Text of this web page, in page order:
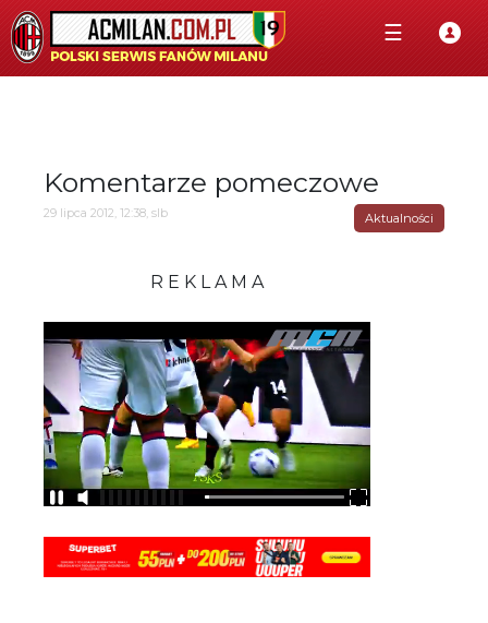
☰
Komentarze pomeczowe
29 lipca 2012, 12:38, slb Aktualności
R E K L A M A